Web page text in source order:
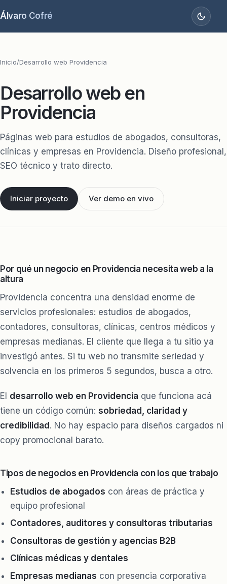
Álvaro Cofré
Inicio/Desarrollo web Providencia
Desarrollo web en
Providencia
Páginas web para estudios de abogados, consultoras,
clínicas y empresas en Providencia. Diseño profesional,
SEO técnico y trato directo.
Iniciar proyecto Ver demo en vivo
Por qué un negocio en Providencia necesita web a la
altura
Providencia concentra una densidad enorme de
servicios profesionales: estudios de abogados,
contadores, consultoras, clínicas, centros médicos y
empresas medianas. El cliente que llega a tu sitio ya
investigó antes. Si tu web no transmite seriedad y
solvencia en los primeros 5 segundos, busca a otro.
El desarrollo web en Providencia que funciona acá
tiene un código común: sobriedad, claridad y
credibilidad . No hay espacio para diseños cargados ni
copy promocional barato.
Tipos de negocios en Providencia con los que trabajo
Estudios de abogados con áreas de práctica y
equipo profesional
Contadores, auditores y consultoras tributarias
Consultoras de gestión y agencias B2B
Clínicas médicas y dentales
Empresas medianas con presencia corporativa